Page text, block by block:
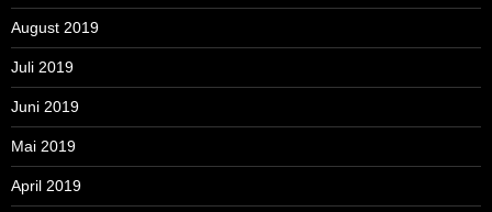
August 2019
Juli 2019
Juni 2019
Mai 2019
April 2019